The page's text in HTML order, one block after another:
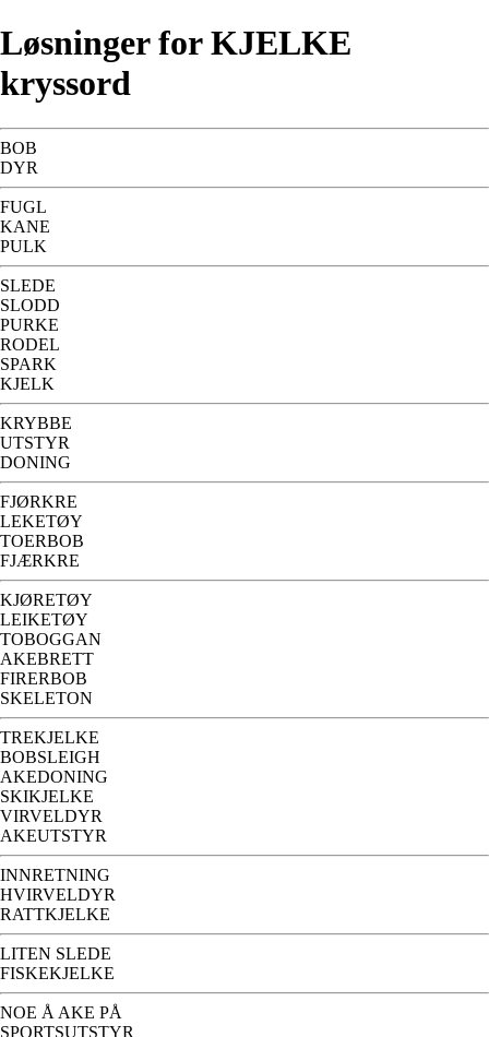
Løsninger for KJELKE
kryssord
BOB
DYR
FUGL
KANE
PULK
SLEDE
SLODD
PURKE
RODEL
SPARK
KJELK
KRYBBE
UTSTYR
DONING
FJØRKRE
LEKETØY
TOERBOB
FJÆRKRE
KJØRETØY
LEIKETØY
TOBOGGAN
AKEBRETT
FIRERBOB
SKELETON
TREKJELKE
BOBSLEIGH
AKEDONING
SKIKJELKE
VIRVELDYR
AKEUTSTYR
INNRETNING
HVIRVELDYR
RATTKJELKE
LITEN SLEDE
FISKEKJELKE
NOE Å AKE PÅ
SPORTSUTSTYR